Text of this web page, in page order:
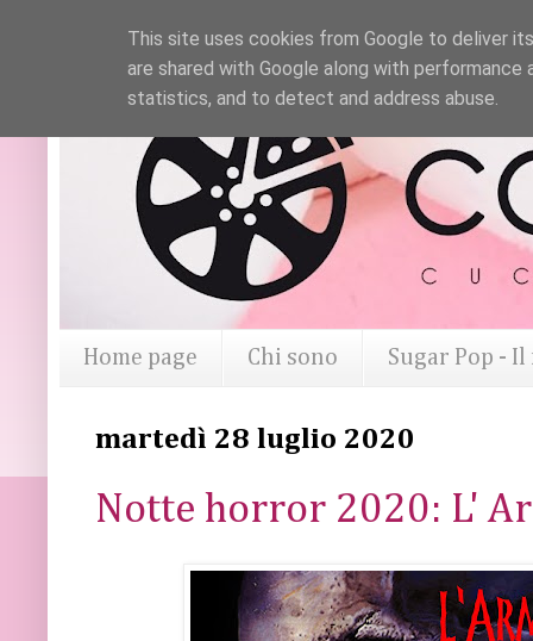
Home page Chi sono Sugar Pop -
martedì 28 luglio 2020
Notte horror 2020: L'
This site uses cookies from Google to deliver
are shared with Google along with
statistics, and to detect and address abuse.